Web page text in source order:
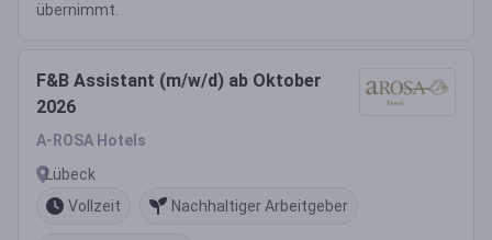
übernimmt.
F&B Assistant (m/w/d) ab Oktober
2026
A-ROSA Hotels
Lübeck
Vollzeit
Nachhaltiger Arbeitgeber